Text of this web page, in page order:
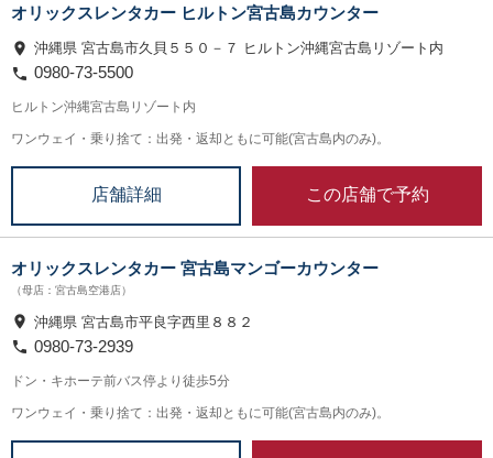
オリックスレンタカー ヒルトン宮古島カウンター
沖縄県 宮古島市久貝５５０－７ ヒルトン沖縄宮古島リゾート内
0980-73-5500
ヒルトン沖縄宮古島リゾート内
ワンウェイ・乗り捨て：出発・返却ともに可能(宮古島内のみ)。
店舗詳細 この店舗で予約
オリックスレンタカー 宮古島マンゴーカウンター
（母店：宮古島空港店）
沖縄県 宮古島市平良字西里８８２
0980-73-2939
ドン・キホーテ前バス停より徒歩5分
ワンウェイ・乗り捨て：出発・返却ともに可能(宮古島内のみ)。